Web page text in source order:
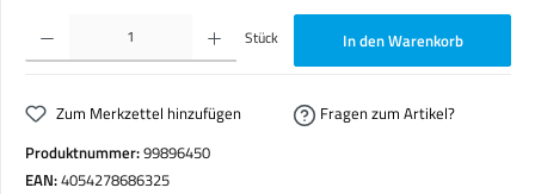
Produkt Anzahl: Gib den gewünschten Wert ein oder benutze die Schaltflächen um die Anzahl zu
Stück In den Warenkorb
Zum Merkzettel hinzufügen
Fragen zum Artikel?
Produktnummer:99896450
EAN:4054278686325